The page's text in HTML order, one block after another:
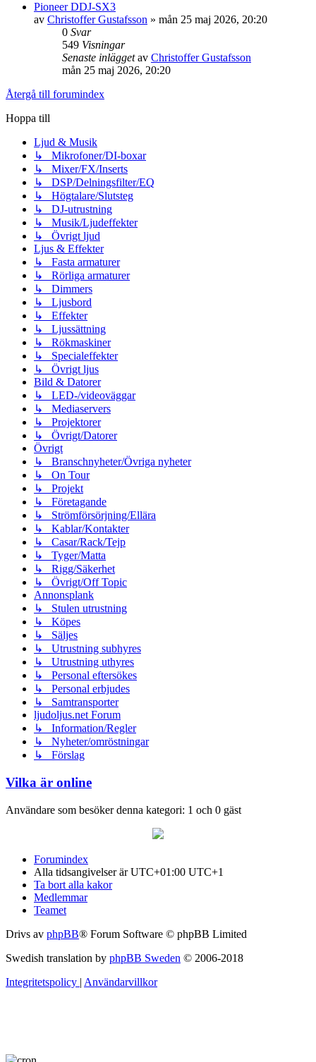
Pioneer DDJ-SX3
av Christoffer Gustafsson » mån 25 maj 2026, 20:20
0 Svar
549 Visningar
Senaste inläggetav Christoffer Gustafsson
mån 25 maj 2026, 20:20
Återgå till forumindex
Hoppa till
Ljud & Musik
↳ Mikrofoner/DI-boxar
↳ Mixer/FX/Inserts
↳ DSP/Delningsfilter/EQ
↳ Högtalare/Slutsteg
↳ DJ-utrustning
↳ Musik/Ljudeffekter
↳ Övrigt ljud
Ljus & Effekter
↳ Fasta armaturer
↳ Rörliga armaturer
↳ Dimmers
↳ Ljusbord
↳ Effekter
↳ Ljussättning
↳ Rökmaskiner
↳ Specialeffekter
↳ Övrigt ljus
Bild & Datorer
↳ LED-/videoväggar
↳ Mediaservers
↳ Projektorer
↳ Övrigt/Datorer
Övrigt
↳ Branschnyheter/Övriga nyheter
↳ On Tour
↳ Projekt
↳ Företagande
↳ Strömförsörjning/Ellära
↳ Kablar/Kontakter
↳ Casar/Rack/Tejp
↳ Tyger/Matta
↳ Rigg/Säkerhet
↳ Övrigt/Off Topic
Annonsplank
↳ Stulen utrustning
↳ Köpes
↳ Säljes
↳ Utrustning subhyres
↳ Utrustning uthyres
↳ Personal eftersökes
↳ Personal erbjudes
↳ Samtransporter
ljudoljus.net Forum
↳ Information/Regler
↳ Nyheter/omröstningar
↳ Förslag
Vilka är online
Användare som besöker denna kategori: 1 och 0 gäst
Forumindex
Alla tidsangivelser är UTC+01:00 UTC+1
Ta bort alla kakor
Medlemmar
Teamet
Drivs av phpBB® Forum Software © phpBB Limited
Swedish translation by phpBB Sweden © 2006-2018
Integritetspolicy | Användarvillkor